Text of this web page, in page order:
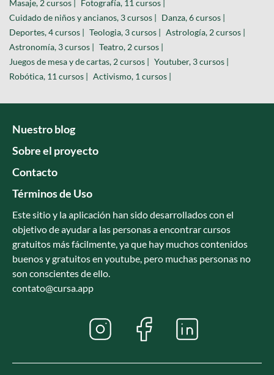
Masaje, 2 cursos |
Fotografía, 11 cursos |
Cuidado de niños y ancianos, 3 cursos |
Danza, 6 cursos |
Deportes, 4 cursos |
Teologia, 3 cursos |
Astrología, 2 cursos |
Astronomía, 3 cursos |
Teatro, 2 cursos |
Juegos de mesa y de cartas, 2 cursos |
Youtuber, 3 cursos |
Robótica, 11 cursos |
Activismo, 1 cursos |
Nuestro blog
Sobre el proyecto
Contacto
Términos de Uso
Este sitio y la aplicación han sido desarrollados con el
objetivo de ayudar a las personas a encontrar cursos
gratuitos más fácilmente, ya que hay muchos contenidos
buenos y gratuitos en youtube, pero muchas personas no
son conscientes de ello.
contato@cursa.app